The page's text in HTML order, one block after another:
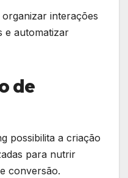
interações
e automatizar
de
possibilita a criação
para nutrir
conversão.